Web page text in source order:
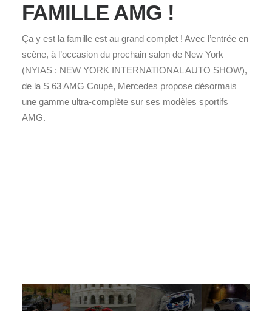
FAMILLE AMG !
Ça y est la famille est au grand complet ! Avec l’entrée en
scène, à l’occasion du prochain salon de New York
(NYIAS : NEW YORK INTERNATIONAL AUTO SHOW),
de la S 63 AMG Coupé, Mercedes propose désormais
une gamme ultra-complète sur ses modèles sportifs
AMG.